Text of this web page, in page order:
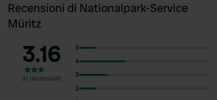
Recensioni di Nationalpark-Service
Müritz
3.16
31 recensioni
5
4
3
2